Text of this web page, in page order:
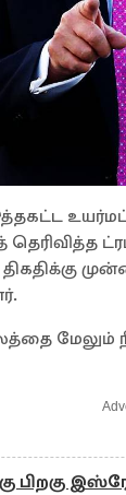
மேலும்
பிறகு